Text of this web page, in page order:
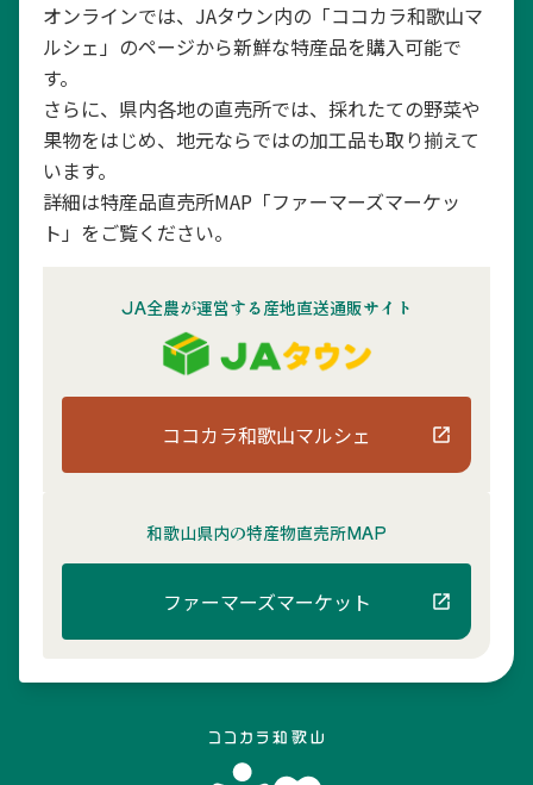
オンラインでは、JAタウン内の「ココカラ和歌山マ
ルシェ」のページから新鮮な特産品を購入可能で
す。
さらに、県内各地の直売所では、採れたての野菜や
果物をはじめ、地元ならではの加工品も取り揃えて
います。
詳細は特産品直売所MAP「ファーマーズマーケッ
ト」をご覧ください。
JA全農が運営する産地直送通販サイト
ココカラ和歌山マルシェ
和歌山県内の特産物直売所MAP
ファーマーズマーケット